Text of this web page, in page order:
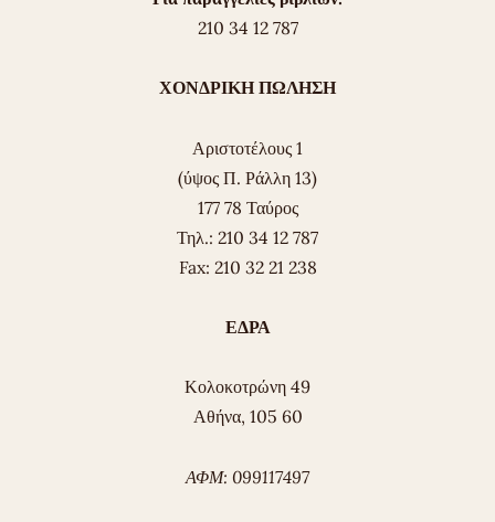
210 34 12 787
ΧΟΝΔΡΙΚΗ ΠΩΛΗΣΗ
Αριστοτέλους 1
(ύψος Π. Ράλλη 13)
177 78 Ταύρος
Τηλ.: 210 34 12 787
Fax: 210 32 21 238
ΕΔΡΑ
Κολοκοτρώνη 49
Αθήνα, 105 60
ΑΦΜ: 099117497